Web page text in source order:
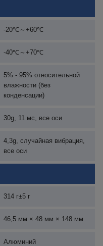
-20℃～+60℃
-40℃～+70℃
5% - 95% относительной
влажности (без
конденсации)
30g, 11 мс, все оси
4,3g, случайная вибрация,
все оси
314 г±5 г
46,5 мм × 48 мм × 148 мм
Алюминий